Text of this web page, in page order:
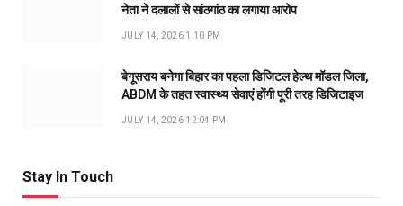
नेता ने दलालों से सांठगांठ का लगाया आरोप
JULY 14, 2026 1:10 PM
बेगूसराय बनेगा बिहार का पहला डिजिटल हेल्थ मॉडल जिला,
ABDM के तहत स्वास्थ्य सेवाएं होंगी पूरी तरह डिजिटाइज
JULY 14, 2026 12:04 PM
Stay In Touch